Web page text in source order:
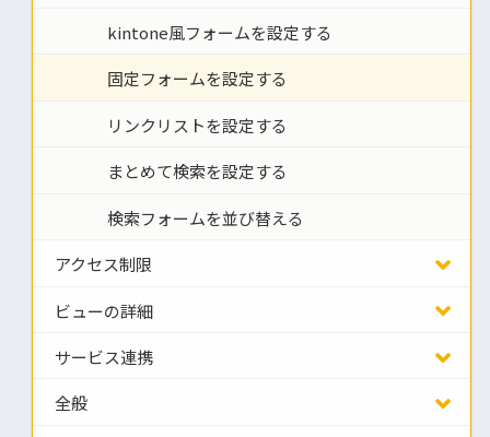
kintone風フォームを設定する
固定フォームを設定する
リンクリストを設定する
まとめて検索を設定する
検索フォームを並び替える
アクセス制限
ビューの詳細
サービス連携
全般